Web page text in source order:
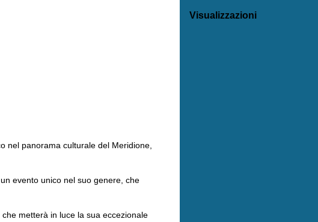
Visualizzazioni
nel panorama culturale del Meridione,
evento unico nel suo genere, che
metterà in luce la sua eccezionale